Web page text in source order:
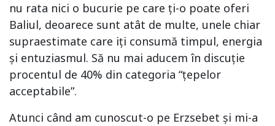
nu rata nici o bucurie pe care ți-o poate oferi
Baliul, deoarece sunt atât de multe, unele chiar
supraestimate care iți consumă timpul, energia
și entuziasmul. Să nu mai aducem în discuție
procentul de 40% din categoria “țepelor
acceptabile”.
Atunci când am cunoscut-o pe Erzsebet și mi-a